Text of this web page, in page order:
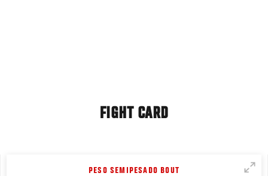
FIGHT CARD
PESO SEMIPESADO BOUT